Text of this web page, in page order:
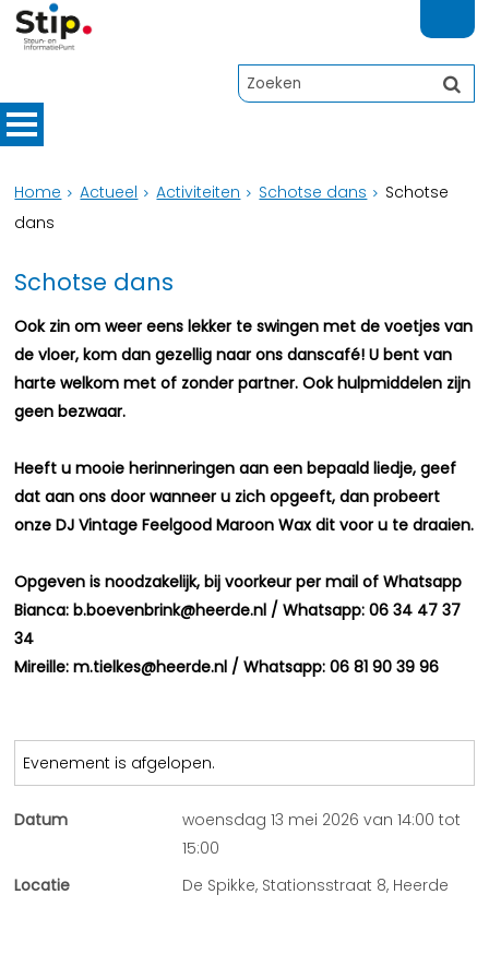
Home Actueel Activiteiten Schotse dans
Schotse
dans
Schotse dans
Ook zin om weer eens lekker te swingen met de voetjes van
de vloer, kom dan gezellig naar ons danscafé! U bent van
harte welkom met of zonder partner. Ook hulpmiddelen zijn
geen bezwaar.
Heeft u mooie herinneringen aan een bepaald liedje, geef
dat aan ons door wanneer u zich opgeeft, dan probeert
onze DJ Vintage Feelgood Maroon Wax dit voor u te draaien.
Opgeven is noodzakelijk, bij voorkeur per mail of Whatsapp
Bianca: b.boevenbrink@heerde.nl / Whatsapp: 06 34 47 37
34
Mireille: m.tielkes@heerde.nl / Whatsapp: 06 81 90 39 96
Evenement is afgelopen.
Datum
woensdag 13 mei 2026 van 14:00 tot
15:00
Locatie
De Spikke, Stationsstraat 8, Heerde